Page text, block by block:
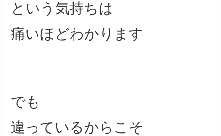
という気持ちは
痛いほどわかります
でも
違っているからこそ